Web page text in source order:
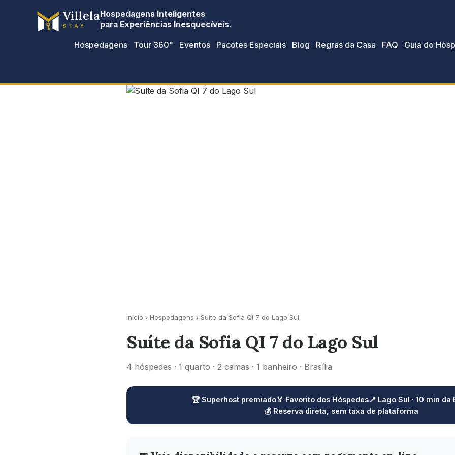
Villela
STAY
Hospedagens Inteligentes
para Experiências Inesquecíveis.
Hospedagens Tour 360° Eventos Pacotes Especiais Blog Regras da Casa FAQ Guia do
Início ›Hospedagens ›Suíte da Sofia QI 7 do Lago Sul
Suíte da Sofia QI 7 do Lago Sul
4 hóspedes · 1 quarto · 2 camas · 1 banheiro · Brasília
🏆 Superhost premiado🏅 Favorito dos Hóspedes📍 Lago Sul · 10 min da
💰 Reserva direta, sem taxa de plataforma